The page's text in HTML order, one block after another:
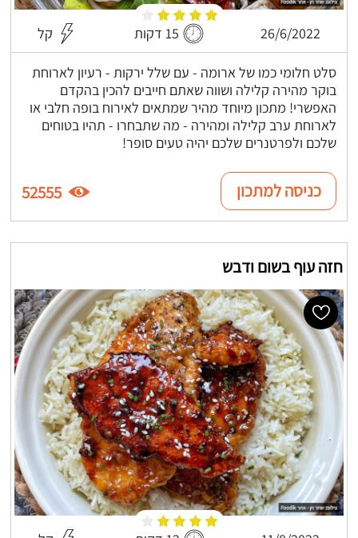
26/6/2022 15 דקות קל
סלט חלומי כמו של ארומה - עם שלל ירקות - רעיון לארוחת
בוקר מהירה קלילה ושווה שאתם חייבים להכין בהקדם
האפשרי! מתכון מיוחד מהיר שמתאים לאירוח בופה חלבי או
לארוחת ערב קלילה ומהירה - מה שתבחרו - תהיו בטוחים
שלכם ולפרטנרים שלכם יהיה טעים סופר!
כניסה למתכון 52555
חזה עוף בשום ודבש